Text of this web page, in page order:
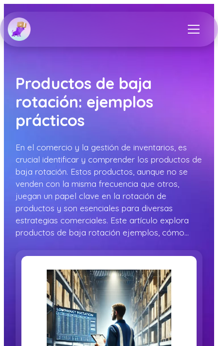
Productos de baja
rotación: ejemplos
prácticos
En el comercio y la gestión de inventarios, es
crucial identificar y comprender los productos de
baja rotación. Estos productos, aunque no se
venden con la misma frecuencia que otros,
juegan un papel clave en la rotación de
productos y son esenciales para diversas
estrategias comerciales. Este artículo explora
productos de baja rotación ejemplos, cómo…